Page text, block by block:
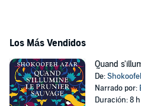
Los Más Vendidos
Quand
De:
Narrado por:
Duración: 8